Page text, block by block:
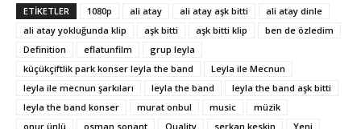
ETIKETLER 1080p ali atay ali atay aşk bitti
ali atay dinle
ali atay yokluğunda klip
aşk bitti aşk bitti klip
ben de özledim
Definition
eflatunfilm
grup leyla
küçükçiftlik park konser leyla the band
Leyla ile Mecnun
leyla ile mecnun şarkıları
leyla the band
leyla the band aşk bitti
leyla the band konser
murat onbul music
müzik
onur ünlü
osman sonant Quality serkan keskin
Yeni